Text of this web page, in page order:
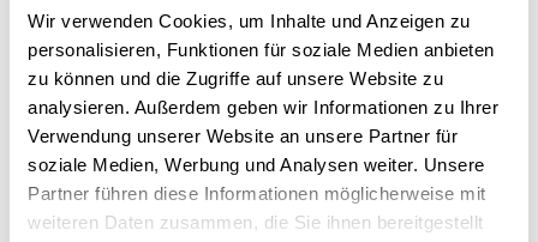
Wir verwenden Cookies, um Inhalte und Anzeigen zu
personalisieren, Funktionen für soziale Medien anbieten
zu können und die Zugriffe auf unsere Website zu
analysieren. Außerdem geben wir Informationen zu Ihrer
Verwendung unserer Website an unsere Partner für
soziale Medien, Werbung und Analysen weiter. Unsere
Partner führen diese Informationen möglicherweise mit
weiteren Daten zusammen, die Sie ihnen bereitgestellt
Sammlungszuordnung
Download
Metadaten